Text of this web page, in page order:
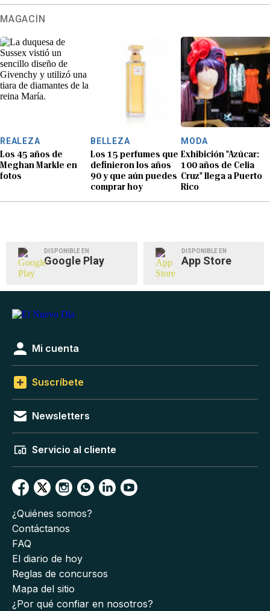
MAGACÍN
REALEZA
Los 45 años de
Meghan Markle en
fotos
BELLEZA
Los 15 perfumes que
definieron los años
90 y que aún puedes
comprar hoy
MODA
Exhibición "Azúcar:
100 años de Celia
Cruz" llega a Puerto
Rico
DISPONIBLE EN
Google Play
DISPONIBLE EN
App Store
Mi cuenta
Suscríbete
Newsletters
Servicio al cliente
¿Quiénes somos?
Contáctanos
FAQ
El diario de hoy
Reglas de concursos
Mapa del sitio
¿Por qué confiar en nosotros?